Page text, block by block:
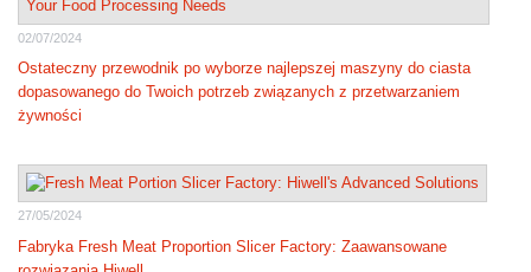
02/07/2024
Ostateczny przewodnik po wyborze najlepszej maszyny do ciasta
dopasowanego do Twoich potrzeb związanych z przetwarzaniem
żywności
27/05/2024
Fabryka Fresh Meat Proportion Slicer Factory: Zaawansowane